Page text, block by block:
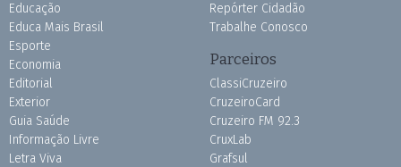
Educação
Educa Mais Brasil
Esporte
Economia
Editorial
Exterior
Guia Saúde
Informação Livre
Letra Viva
Repórter Cidadão
Trabalhe Conosco
Parceiros
ClassiCruzeiro
CruzeiroCard
Cruzeiro FM 92.3
CruxLab
Grafsul